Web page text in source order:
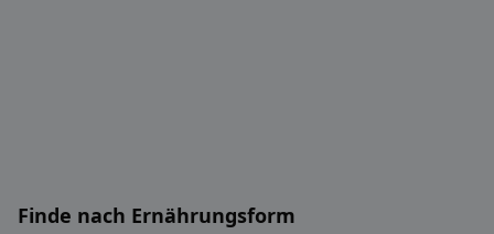
Finde nach Ernährungsform